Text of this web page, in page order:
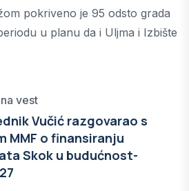
pokriveno je 95 odsto grada
u planu da i Uljma i Izbište
vest
Vučić razgovarao s
MMF o finansiranju
Skok u budućnost-